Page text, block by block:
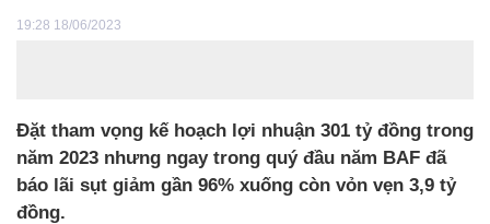
19:28 18/06/2023
Đặt tham vọng kế hoạch lợi nhuận 301 tỷ đồng trong
năm 2023 nhưng ngay trong quý đầu năm BAF đã
báo lãi sụt giảm gần 96% xuống còn vỏn vẹn 3,9 tỷ
đồng.